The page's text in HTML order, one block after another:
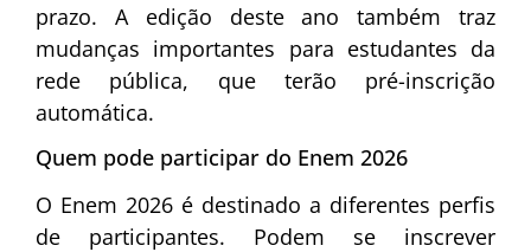
prazo. A edição deste ano também traz
mudanças importantes para estudantes da
rede pública, que terão pré-inscrição
automática.
Quem pode participar do Enem 2026
O Enem 2026 é destinado a diferentes perfis
de participantes. Podem se inscrever